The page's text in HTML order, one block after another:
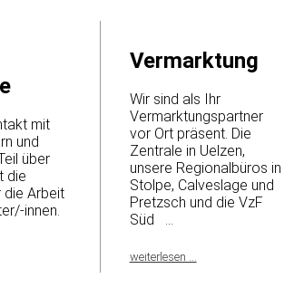
mit
und
über
die
die Arbeit
innen.
Vermarktung
Wir sind als Ihr
Vermarktungspartner
vor Ort präsent. Die
Zentrale in Uelzen,
unsere Regionalbüros in
Stolpe, Calveslage und
Pretzsch und die VzF
Süd ...
weiterlesen ...